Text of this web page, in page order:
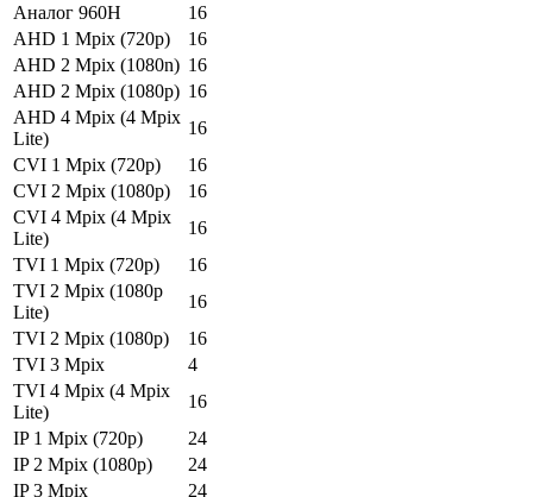
Аналог 960H
16
AHD 1 Mpix (720p)
16
AHD 2 Mpix (1080n) 16
AHD 2 Mpix (1080p) 16
AHD 4 Mpix (4 Mpix
Lite)
16
CVI 1 Mpix (720p)
16
CVI 2 Mpix (1080p)
16
CVI 4 Mpix (4 Mpix
Lite)
16
TVI 1 Mpix (720p)
16
TVI 2 Mpix (1080p
Lite)
16
TVI 2 Mpix (1080p)
16
TVI 3 Mpix
4
TVI 4 Mpix (4 Mpix
Lite)
16
IP 1 Mpix (720p)
24
IP 2 Mpix (1080p)
24
IP 3 Mpix
24